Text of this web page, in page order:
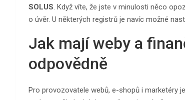
SOLUS. Když víte, že jste v minulosti něco
o úvěr. U některých registrů je navíc možné
Jak mají weby a
odpovědně
Pro provozovatele webů, e-shopů i marketéry